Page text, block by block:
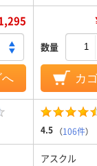
へ
数量
カ
4.5 （106件）
アスクル